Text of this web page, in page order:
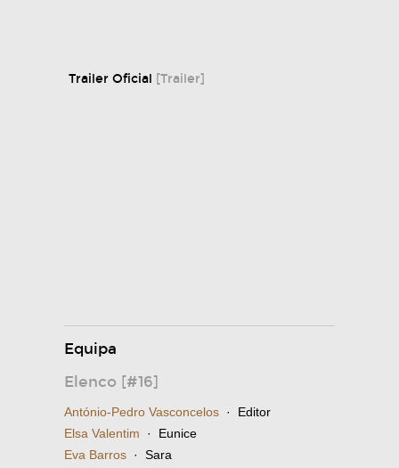
Trailer Oficial [Trailer]
Equipa
Elenco [#16]
António-Pedro Vasconcelos · Editor
Elsa Valentim · Eunice
Eva Barros · Sara